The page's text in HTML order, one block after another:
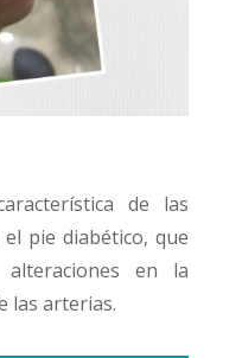
de las
pie diabético, que
en la
las arterias.